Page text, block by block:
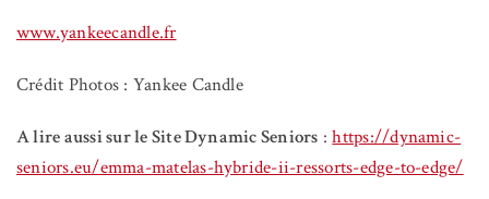
www.yankeecandle.fr
Crédit Photos : Yankee Candle
A lire aussi sur le Site Dynamic Seniors :https://dynamic-
seniors.eu/emma-matelas-hybride-ii-ressorts-edge-to-edge/